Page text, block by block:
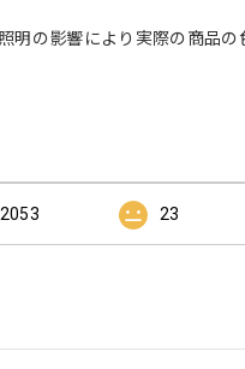
の影響により実際の商品の
2053 23